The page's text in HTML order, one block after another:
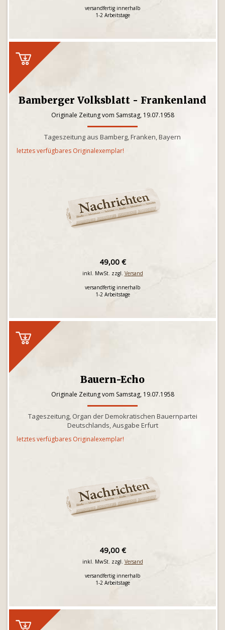
versandfertig innerhalb
1-2 Arbeitstage
Bamberger Volksblatt - Frankenland
Originale Zeitung vom Samstag, 19.07.1958
Tageszeitung aus Bamberg, Franken, Bayern
letztes verfügbares Originalexemplar!
49,00 €
inkl. MwSt. zzgl. Versand
versandfertig innerhalb
1-2 Arbeitstage
Bauern-Echo
Originale Zeitung vom Samstag, 19.07.1958
Tageszeitung, Organ der Demokratischen Bauernpartei
Deutschlands, Ausgabe Erfurt
letztes verfügbares Originalexemplar!
49,00 €
inkl. MwSt. zzgl. Versand
versandfertig innerhalb
1-2 Arbeitstage